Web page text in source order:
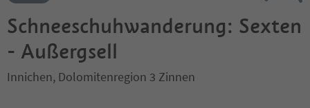
Schneeschuhwanderung: Sexten
- Außergsell
Innichen, Dolomitenregion 3 Zinnen